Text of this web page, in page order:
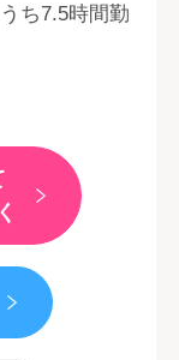
ち7.5時間勤